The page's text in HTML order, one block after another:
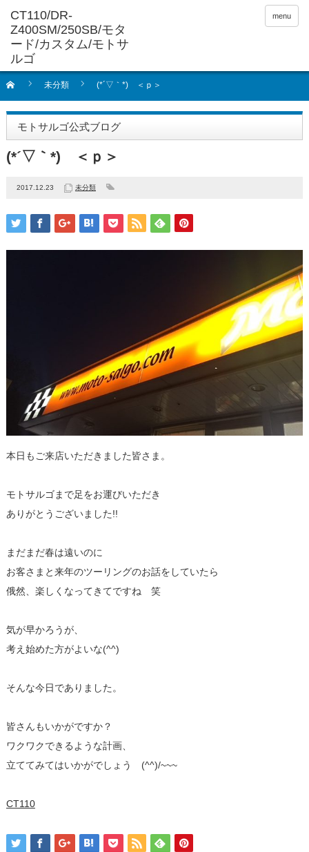
menu
未分類 (*´▽｀*) ＜ｐ＞
モトサルゴ公式ブログ
(*´▽｀*) ＜ｐ＞
2017.12.23 未分類
本日もご来店いただきました皆さま。
モトサルゴまで足をお運びいただき
ありがとうございました!!
まだまだ春は遠いのに
お客さまと来年のツーリングのお話をしていたら
俄然、楽しくなってきてですね 笑
気が早かろうが、
考え始めた方がよいな(^^)
そんな今日でありました。
皆さんもいかがですか？
ワクワクできるような計画、
立ててみてはいかがでしょう (^^)/~~~
CT110